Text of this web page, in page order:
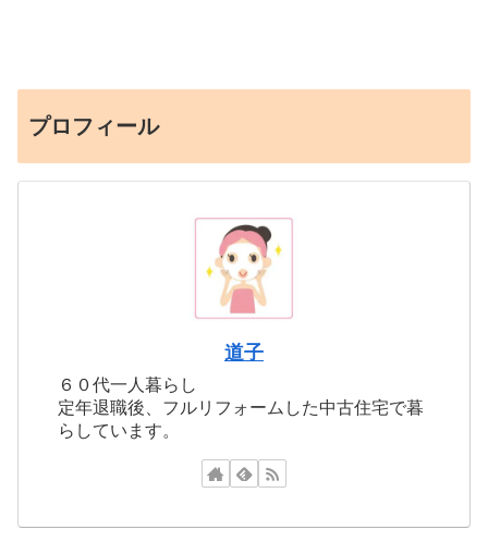
プロフィール
道子
６０代一人暮らし
定年退職後、フルリフォームした中古住宅で暮
らしています。